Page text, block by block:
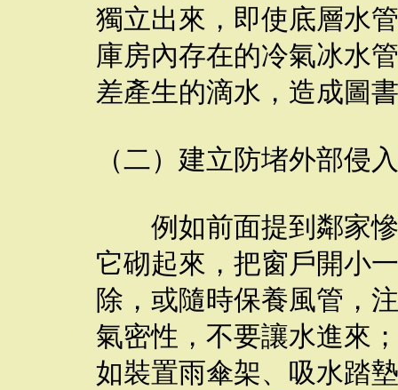
獨立出來，即使底層水
庫房內存在的冷氣冰水
差產生的滴水，造成圖
（二）建立防堵外部侵
例如前面提到鄰家慘
它砌起來，把窗戶開小
除，或隨時保養風管，
氣密性，不要讓水進來
如裝置雨傘架、吸水踏